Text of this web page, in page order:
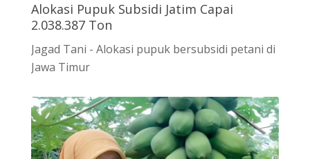
Alokasi Pupuk Subsidi Jatim Capai
2.038.387 Ton
Jagad Tani - Alokasi pupuk bersubsidi petani di
Jawa Timur